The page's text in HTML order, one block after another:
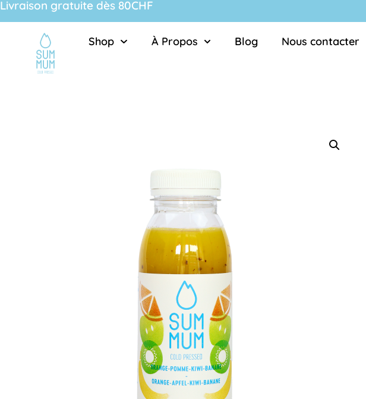
Livraison gratuite dès 80CHF
Shop À Propos Blog Nous contacter